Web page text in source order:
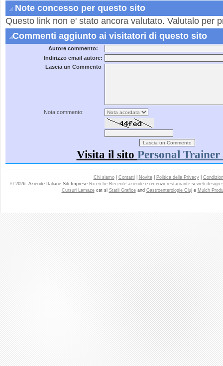
Note concesso per questo sito
Questo link non e' stato ancora valutato. Valutalo per
Commenti aggiunto ai visitatori di questo sito
Autore commento:
Indirizzo email autore:
Lascia un Commento
Nota commento:
Visita il sito Personal
Chi siamo| Contatti| Novita| Politica della Privacy|
© 2026. Aziende Italiane Siti Imprese Ricerche Recente aziende e recenzii restaurante si web design
Cursuri Lamazecat si Statii Graficeand Gastroenterologie Cluje Mulch